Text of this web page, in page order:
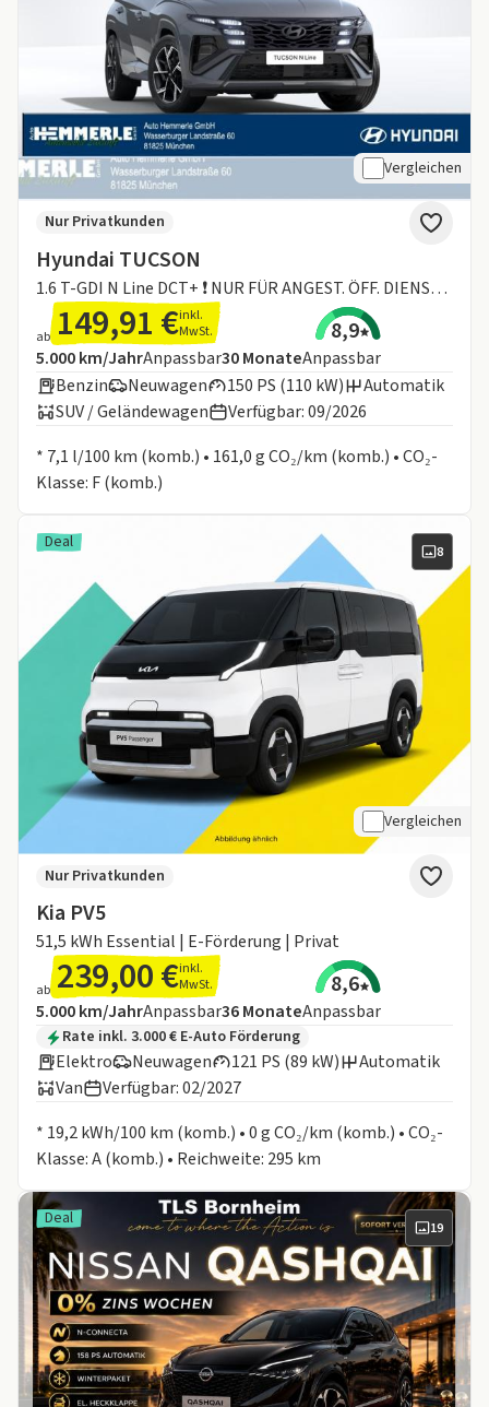
Vergleichen
Hyundai TUCSON
1.6 T-GDI N Line DCT+ ❗ NUR FÜR ANGEST. ÖFF. DIENST UND MEDIZINISCHER SEKTOR ❗
Nur Privatkunden
ab 149,91 €inkl.
MwSt.
8,9
Angebotsdetails:
Inklusive Laufleistung
5.000 km/JahrAnpassbarLaufzeit
30MonateAnpassbar
Benzin
Neuwagen 150 PS (110 kW)
Automatik
SUV / Geländewagen
Verfügbar: 09/2026
* 7,1 l/100 km (komb.) • 161,0 g CO₂/km (komb.) • CO₂-
Klasse: F (komb.)
8
Deal
Vergleichen
Kia PV5
51,5 kWh Essential | E-Förderung | Privat
Nur Privatkunden
ab 239,00 €inkl.
MwSt.
8,6
Angebotsdetails:
Inklusive Laufleistung
5.000 km/JahrAnpassbarLaufzeit
36MonateAnpassbar
Zusätzliche Fahrzeuginformationen:
Rate inkl. 3.000 € E-Auto Förderung
Elektro Neuwagen 121 PS (89 kW)
Automatik
Van
Verfügbar: 02/2027
* 19,2 kWh/100 km (komb.) • 0 g CO₂/km (komb.) • CO₂-
Klasse: A (komb.) • Reichweite: 295 km
19
Deal